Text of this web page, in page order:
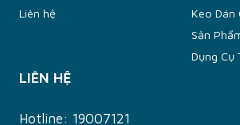
Liên hệ
Keo Dán
Sản
Dụng Cụ
LIÊN HỆ
Hotline: 19007121